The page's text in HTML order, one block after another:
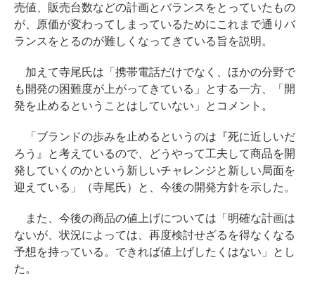
売値、販売台数などの計画とバランスをとっていたもの
が、原価が変わってしまっているためにこれまで通りバ
ランスをとるのが難しくなってきている旨を説明。
加えて寺尾氏は「携帯電話だけでなく、ほかの分野で
も開発の困難度が上がってきている」とする一方、「開
発を止めるということはしていない」とコメント。
「ブランドの歩みを止めるというのは『死に近しいだ
ろう』と考えているので、どうやって工夫して商品を開
発していくのかという新しいチャレンジと新しい局面を
迎えている」（寺尾氏）と、今後の開発方針を示した。
また、今後の商品の値上げについては「明確な計画は
ないが、状況によっては、再度検討せざるを得なくなる
予想を持っている。できれば値上げしたくはない」とし
た。